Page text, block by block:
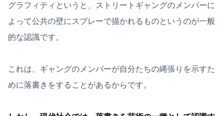
グラフィティというと、ストリートギャングのメンバーに
よって公共の壁にスプレーで描かれるものというのが一般
的な認識です。
これは、ギャングのメンバーが自分たちの縄張りを示すた
めに落書きをすることがあるからです。